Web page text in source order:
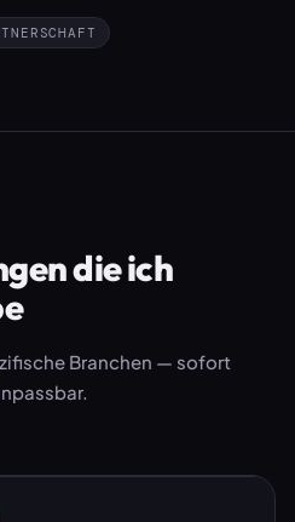
die ich
Branchen — sofort